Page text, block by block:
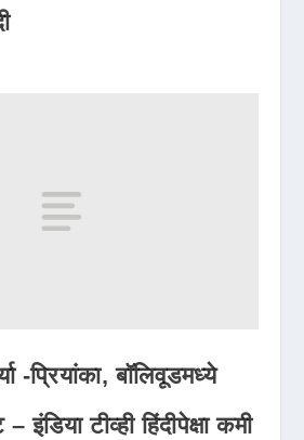
-प्रियांका, बॉलिवूडमध्ये
टीव्ही हिंदीपेक्षा कमी